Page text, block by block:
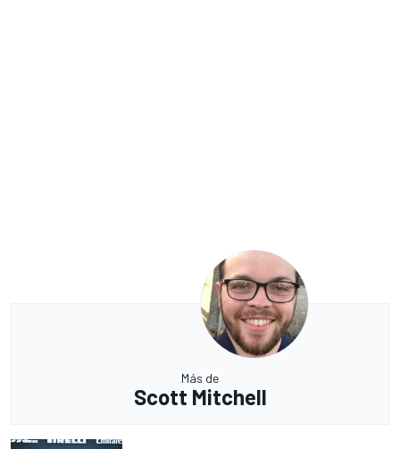
Más de
Scott Mitchell